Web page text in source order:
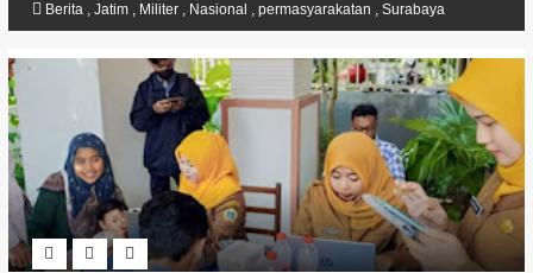
Berita, Jatim, Militer, Nasional , permasyarakatan , Surabaya